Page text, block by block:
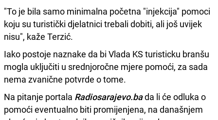
"To je bila samo minimalna početna "injekcija" pomoci
koju su turistički djelatnici trebali dobiti, ali još uvijek
nisu", kaže Terzić.
Iako postoje naznake da bi Vlada KS turisticku branšu
mogla uključiti u srednjoročne mjere pomoći, za sada
nema zvanične potvrde o tome.
Na pitanje portala Radiosarajevo.bada li će odluka o
pomoći eventualno biti promijenjena, na današnjem